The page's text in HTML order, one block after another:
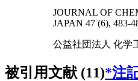
JOURNAL OF
JAPAN 47 (6), 483-
公益社団法人 化学
被引用文献 (11)*注